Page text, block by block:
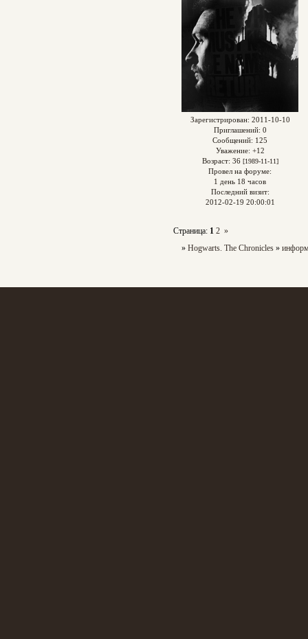
Зарегистрирован: 2011-10-10
Приглашений: 0
Сообщений: 125
Уважение: +12
Возраст: 36 [1989-11-11]
Провел на форуме:
1 день 18 часов
Последний визит:
2012-02-19 20:00:01
Страница: 1 2 »
»Hogwarts. The Chronicles »